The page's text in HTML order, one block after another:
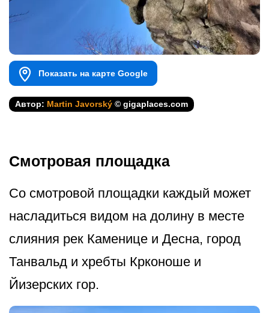
Показать на карте Google
Автор: Martin Javorský © gigaplaces.com
Смотровая площадка
Со смотровой площадки каждый может
насладиться видом на долину в месте
слияния рек Каменице и Десна, город
Танвальд и хребты Крконоше и
Йизерских гор.